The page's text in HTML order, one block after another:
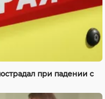
при падении с